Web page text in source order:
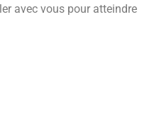
avec vous pour atteindre